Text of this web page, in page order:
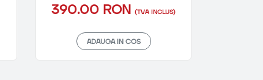
390.00 RON (TVA INCLUS)
ADAUGA IN COS